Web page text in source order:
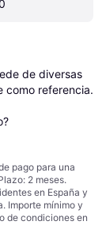
de diversas
como referencia.
pago para una
2 meses.
en España y
Importe mínimo y
de condiciones en